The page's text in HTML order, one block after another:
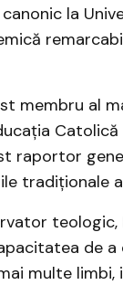
la
membru al
raportor
tradiționale
de
multe limbi,